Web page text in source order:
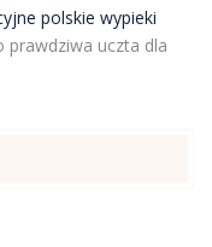
polskie wypieki
prawdziwa uczta dla